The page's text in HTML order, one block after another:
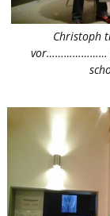
Christoph
vor…………………